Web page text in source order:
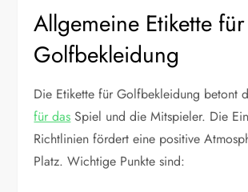
Allgemeine Etikette für
Golfbekleidung
Die Etikette für Golfbekleidung betont
für das Spiel und die Mitspieler. Die
Richtlinien fördert eine positive
Platz. Wichtige Punkte sind: